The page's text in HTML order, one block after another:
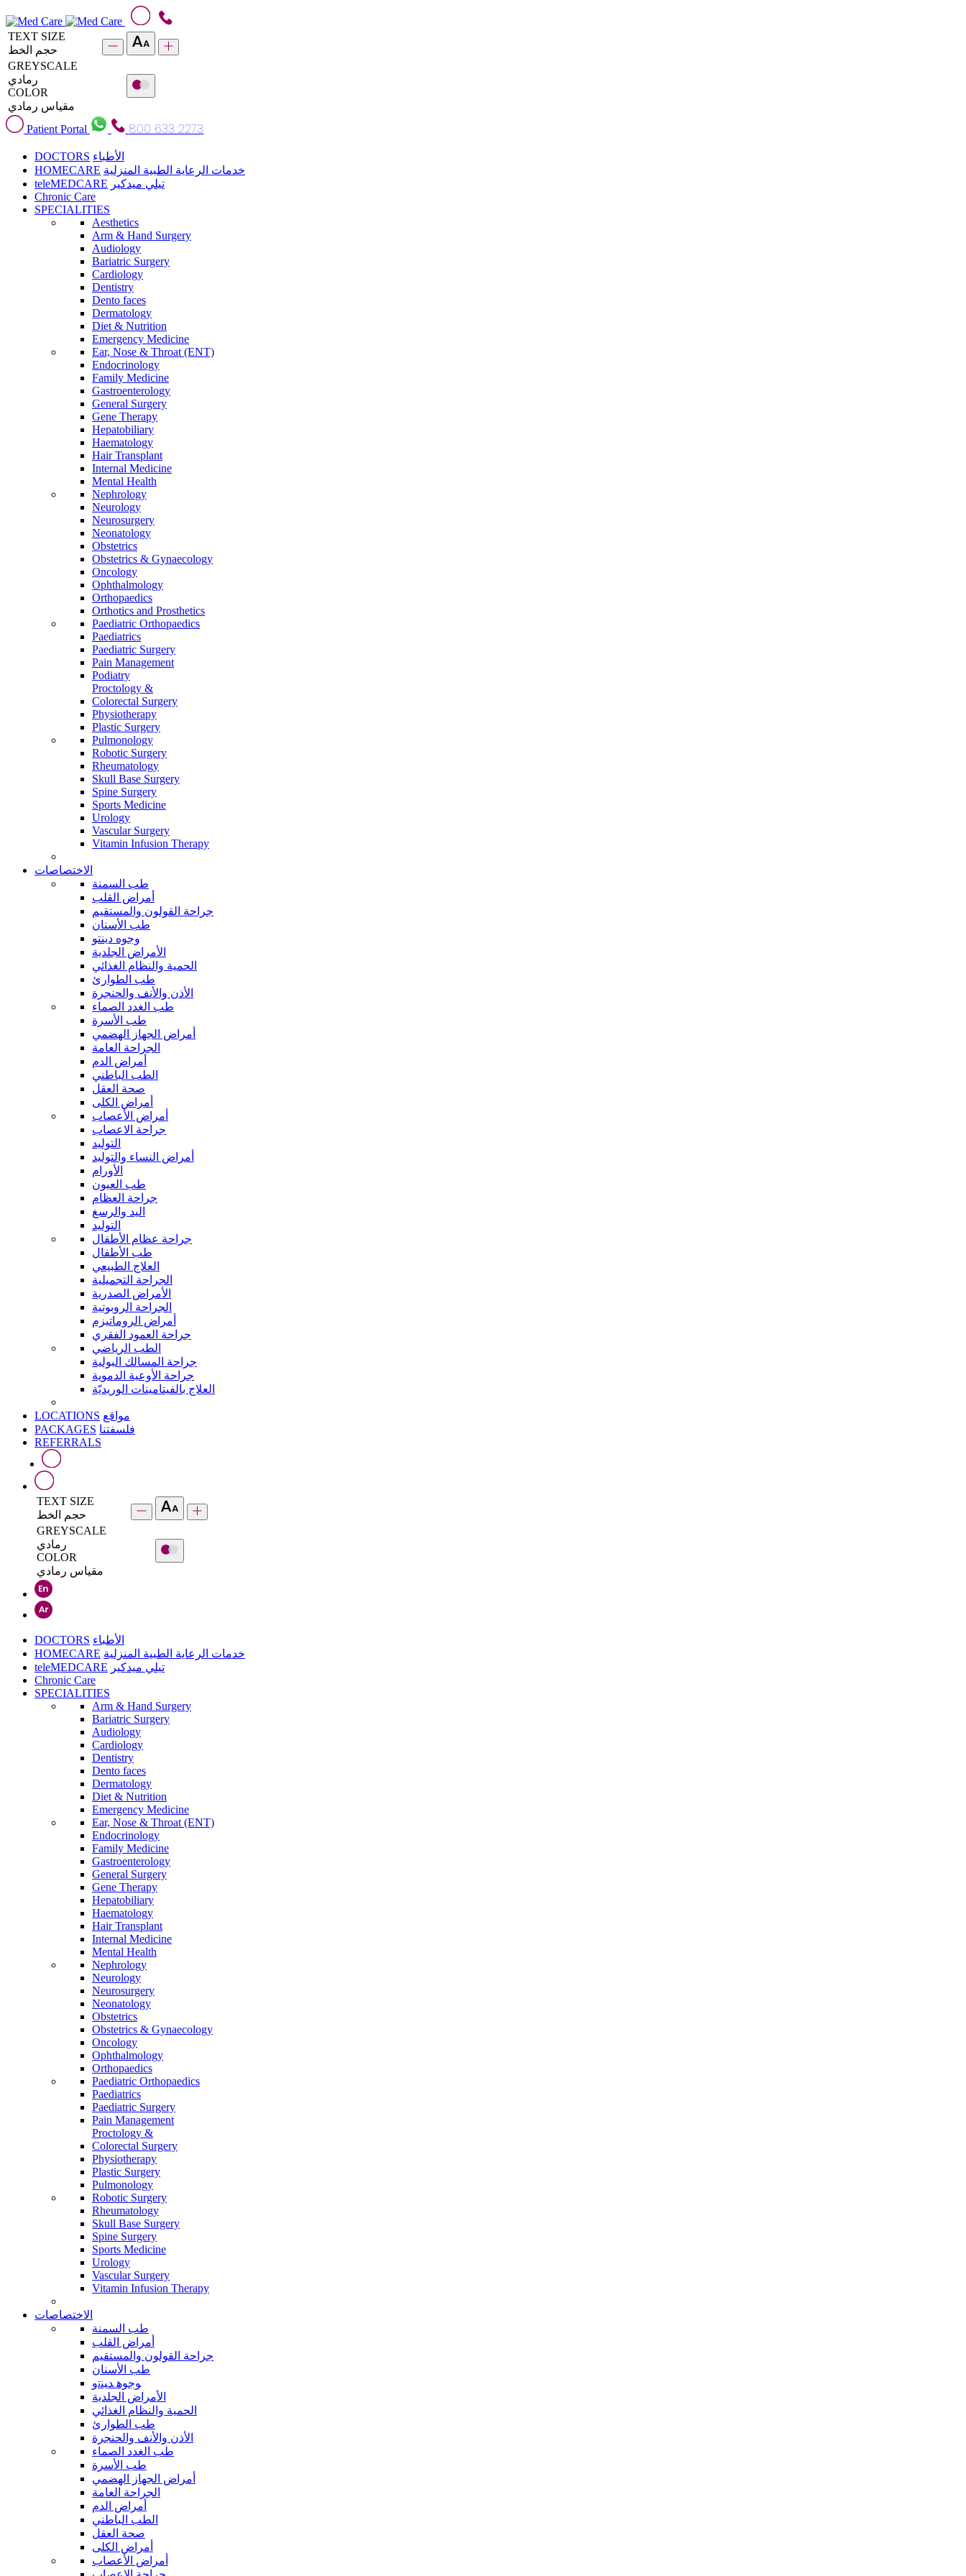
TEXT SIZE
حجم الخط
GREYSCALE
رمادي
COLOR
مقياس رمادي
Patient Portal
800 633 2273
DOCTORS الأطباء
HOMECARE خدمات الرعاية الطبية المنزلية
teleMEDCARE تيلي ميدكير
Chronic Care
SPECIALITIES
Aesthetics
Arm & Hand Surgery
Audiology
Bariatric Surgery
Cardiology
Dentistry
Dento faces
Dermatology
Diet & Nutrition
Emergency Medicine
Ear, Nose & Throat (ENT)
Endocrinology
Family Medicine
Gastroenterology
General Surgery
Gene Therapy
Hepatobiliary
Haematology
Hair Transplant
Internal Medicine
Mental Health
Nephrology
Neurology
Neurosurgery
Neonatology
Obstetrics
Obstetrics & Gynaecology
Oncology
Ophthalmology
Orthopaedics
Orthotics and Prosthetics
Paediatric Orthopaedics
Paediatrics
Paediatric Surgery
Pain Management
Podiatry
Proctology &
Colorectal Surgery
Physiotherapy
Plastic Surgery
Pulmonology
Robotic Surgery
Rheumatology
Skull Base Surgery
Spine Surgery
Sports Medicine
Urology
Vascular Surgery
Vitamin Infusion Therapy
الاختصاصات
طب السمنة
أمراض القلب
جراحة القولون والمستقيم
طب الأسنان
وجوه دينتو
الأمراض الجلدية
الحمية والنظام الغذائي
طب الطوارئ
الأذن والأنف والحنجرة
طب الغدد الصماء
طب الأسرة
أمراض الجهاز الهضمي
الجراحة العامة
أمراض الدم
الطب الباطني
صحة العقل
أمراض الكلى
أمراض الأعصاب
جراحة الاعصاب
التوليد
أمراض النساء والتوليد
الأورام
طب العيون
جراحة العظام
اليد والرسغ
التوليد
جراحة عظام الأطفال
طب الأطفال
العلاج الطبيعي
الجراحة التجميلية
الأمراض الصدرية
الجراحة الروبوتية
أمراض الروماتيزم
جراحة العمود الفقري
الطب الرياضي
جراحة المسالك البولية
جراحة الأوعية الدموية
العلاج بالفيتامينات الوريديّة
LOCATIONS مواقع
PACKAGES فلسفتنا
REFERRALS
TEXT SIZE
حجم الخط
GREYSCALE
رمادي
COLOR
مقياس رمادي
DOCTORS الأطباء
HOMECARE خدمات الرعاية الطبية المنزلية
teleMEDCARE تيلي ميدكير
Chronic Care
SPECIALITIES
Arm & Hand Surgery
Bariatric Surgery
Audiology
Cardiology
Dentistry
Dento faces
Dermatology
Diet & Nutrition
Emergency Medicine
Ear, Nose & Throat (ENT)
Endocrinology
Family Medicine
Gastroenterology
General Surgery
Gene Therapy
Hepatobiliary
Haematology
Hair Transplant
Internal Medicine
Mental Health
Nephrology
Neurology
Neurosurgery
Neonatology
Obstetrics
Obstetrics & Gynaecology
Oncology
Ophthalmology
Orthopaedics
Paediatric Orthopaedics
Paediatrics
Paediatric Surgery
Pain Management
Proctology &
Colorectal Surgery
Physiotherapy
Plastic Surgery
Pulmonology
Robotic Surgery
Rheumatology
Skull Base Surgery
Spine Surgery
Sports Medicine
Urology
Vascular Surgery
Vitamin Infusion Therapy
الاختصاصات
طب السمنة
أمراض القلب
جراحة القولون والمستقيم
طب الأسنان
ﻮﺟﻮﻫ ﺪﻴﻨﺗﻭ
الأمراض الجلدية
الحمية والنظام الغذائي
طب الطوارئ
الأذن والأنف والحنجرة
طب الغدد الصماء
طب الأسرة
أمراض الجهاز الهضمي
الجراحة العامة
أمراض الدم
الطب الباطني
صحة العقل
أمراض الكلى
أمراض الأعصاب